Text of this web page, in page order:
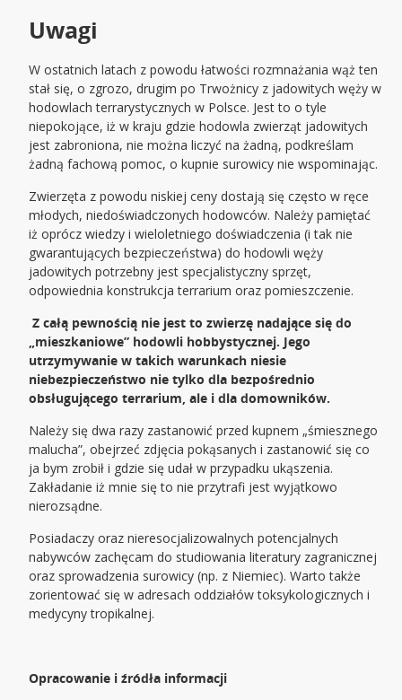
Uwagi
W ostatnich latach z powodu łatwości rozmnażania wąż ten
stał się, o zgrozo, drugim po Trwożnicy z jadowitych węży w
hodowlach terrarystycznych w Polsce. Jest to o tyle
niepokojące, iż w kraju gdzie hodowla zwierząt jadowitych
jest zabroniona, nie można liczyć na żadną, podkreślam
żadną fachową pomoc, o kupnie surowicy nie wspominając.
Zwierzęta z powodu niskiej ceny dostają się często w ręce
młodych, niedoświadczonych hodowców. Należy pamiętać
iż oprócz wiedzy i wieloletniego doświadczenia (i tak nie
gwarantujących bezpieczeństwa) do hodowli węży
jadowitych potrzebny jest specjalistyczny sprzęt,
odpowiednia konstrukcja terrarium oraz pomieszczenie.
Z całą pewnością nie jest to zwierzę nadające się do
„mieszkaniowe” hodowli hobbystycznej. Jego
utrzymywanie w takich warunkach niesie
niebezpieczeństwo nie tylko dla bezpośrednio
obsługującego terrarium, ale i dla domowników.
Należy się dwa razy zastanowić przed kupnem „śmiesznego
malucha”, obejrzeć zdjęcia pokąsanych i zastanowić się co
ja bym zrobił i gdzie się udał w przypadku ukąszenia.
Zakładanie iż mnie się to nie przytrafi jest wyjątkowo
nierozsądne.
Posiadaczy oraz nieresocjalizowalnych potencjalnych
nabywców zachęcam do studiowania literatury zagranicznej
oraz sprowadzenia surowicy (np. z Niemiec). Warto także
zorientować się w adresach oddziałów toksykologicznych i
medycyny tropikalnej.
Opracowanie i źródła informacji